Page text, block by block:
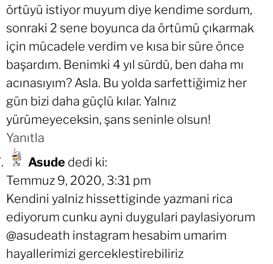
örtüyü istiyor muyum diye kendime sordum,
sonraki 2 sene boyunca da örtümü çıkarmak
için mücadele verdim ve kısa bir süre önce
başardım. Benimki 4 yıl sürdü, ben daha mı
acınasıyım? Asla. Bu yolda sarfettiğimiz her
gün bizi daha güçlü kılar. Yalnız
yürümeyeceksin, şans seninle olsun!
Yanıtla
Asude dedi ki:
Temmuz 9, 2020, 3:31 pm
Kendini yalniz hissettiginde yazmani rica
ediyorum cunku ayni duygulari paylasiyorum
@asudeath instagram hesabim umarim
hayallerimizi gerceklestirebiliriz